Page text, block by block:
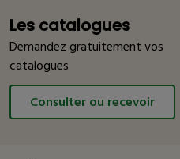
Les catalogues
Demandez gratuitement vos
catalogues
Consulter ou recevoir